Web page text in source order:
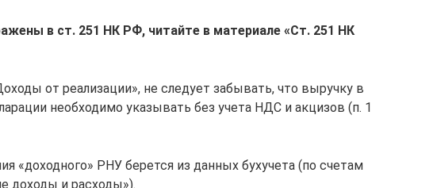
в ст. 251 НК РФ, читайте в материале «Ст. 251 НК
от реализации», не следует забывать, что выручку в
необходимо указывать без учета НДС и акцизов (п. 1
«доходного» РНУ берется из данных бухучета (по счетам
доходы и расходы»).